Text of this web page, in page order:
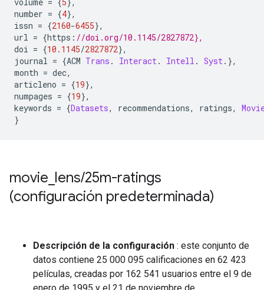
number = {4},
issn = {2160-6455},
url = {https : //doi.org/10.1145/2827872},
doi = {10.1145/2827872},
journal = {ACM Trans . Interact. Intell . Syst.},
month = dec,
articleno = {19},
numpages = {19},
keywords = {Datasets, recommendations, ratings,
}
movie lens/25m-ratings
(configuración predeterminada)
Descripción de la configuración : este conjunto de
datos contiene 25 000 095 calificaciones en 62 423
películas, creadas por 162 541 usuarios entre el 9 de